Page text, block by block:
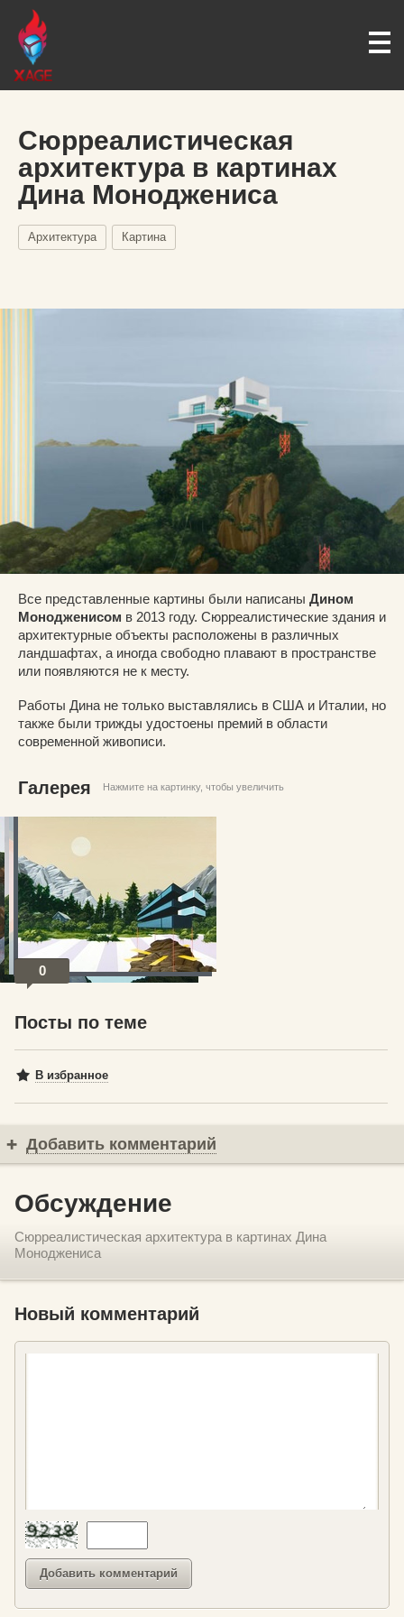
Сюрреалистическая
архитектура в картинах
Дина Моноджениса
Архитектура Картина
Все представленные картины были написаны Дином
Монодженисом в 2013 году. Сюрреалистические здания и
архитектурные объекты расположены в различных
ландшафтах, а иногда свободно плавают в пространстве
или появляются не к месту.
Работы Дина не только выставлялись в США и Италии, но
также были трижды удостоены премий в области
современной живописи.
Галерея Нажмите на картинку, чтобы увеличить
© Дин Монодженис
0
Посты по теме
В избранное
Добавить комментарий
Обсуждение
Сюрреалистическая архитектура в картинах Дина
Моноджениса
Новый комментарий